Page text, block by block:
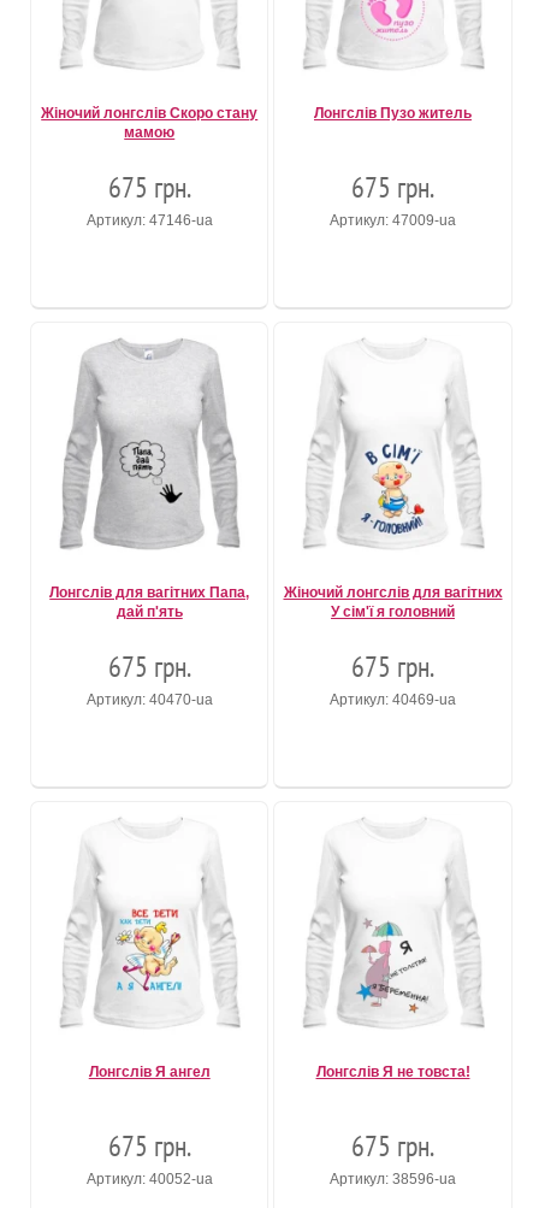
Жіночий лонгслів Скоро стану
мамою
675 грн.
Артикул: 47146-ua
Лонгслів Пузо житель
675 грн.
Артикул: 47009-ua
Лонгслів для вагітних Папа,
дай п'ять
675 грн.
Артикул: 40470-ua
Жіночий лонгслів для вагітних
У сім'ї я головний
675 грн.
Артикул: 40469-ua
Лонгслів Я ангел
675 грн.
Артикул: 40052-ua
Лонгслів Я не товста!
675 грн.
Артикул: 38596-ua